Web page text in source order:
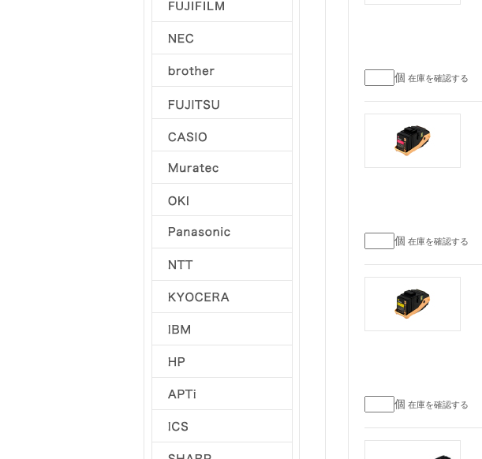
個 在庫を確認する
個 在庫を確認する
個 在庫を確認する